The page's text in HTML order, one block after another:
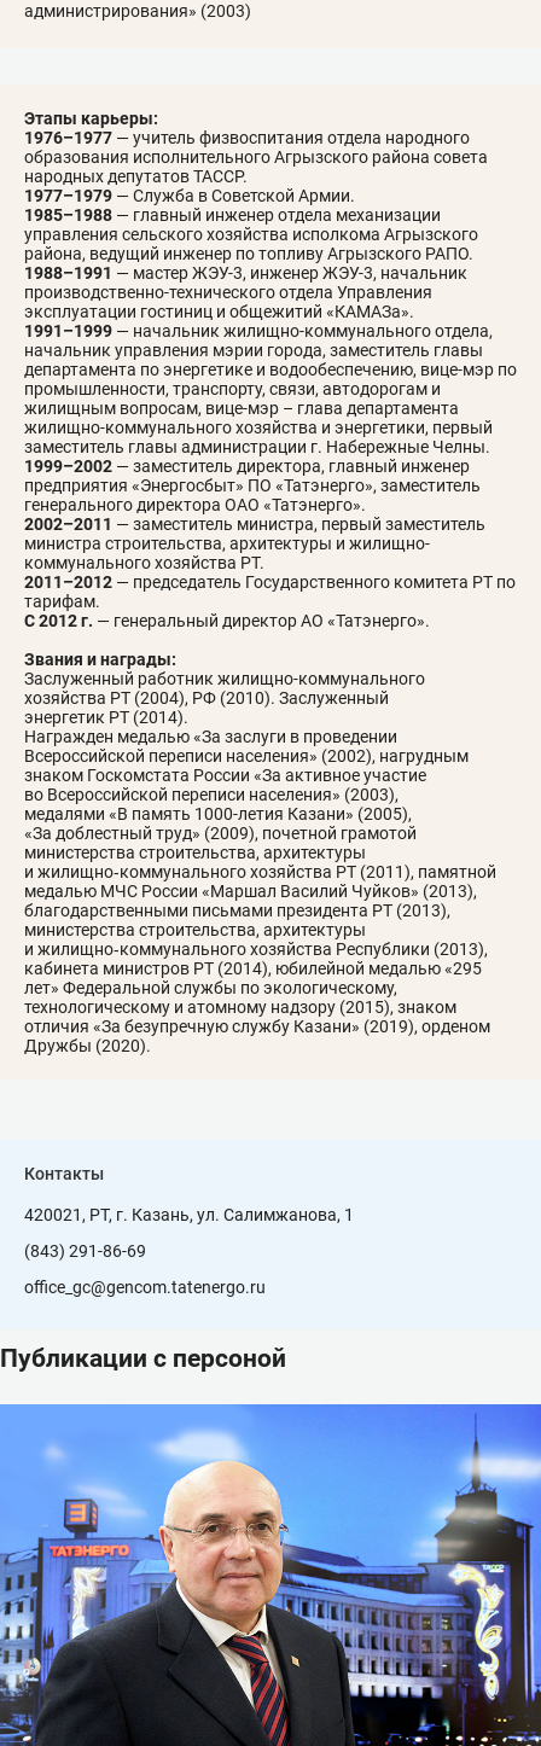
администрирования» (2003)
Этапы карьеры:
1976–1977 — учитель физвоспитания отдела народного
образования исполнительного Агрызского района совета
народных депутатов ТАССР.
1977–1979 — Служба в Советской Армии.
1985–1988 — главный инженер отдела механизации
управления сельского хозяйства исполкома Агрызского
района, ведущий инженер по топливу Агрызского РАПО.
1988–1991 — мастер ЖЭУ-3, инженер ЖЭУ-3, начальник
производственно-технического отдела Управления
эксплуатации гостиниц и общежитий «КАМАЗа».
1991–1999 — начальник жилищно-коммунального отдела,
начальник управления мэрии города, заместитель главы
департамента по энергетике и водообеспечению, вице-мэр по
промышленности, транспорту, связи, автодорогам и
жилищным вопросам, вице-мэр – глава департамента
жилищно-коммунального хозяйства и энергетики, первый
заместитель главы администрации г. Набережные Челны.
1999–2002 — заместитель директора, главный инженер
предприятия «Энергосбыт» ПО «Татэнерго», заместитель
генерального директора ОАО «Татэнерго».
2002–2011 — заместитель министра, первый заместитель
министра строительства, архитектуры и жилищно-
коммунального хозяйства РТ.
2011–2012 — председатель Государственного комитета РТ по
тарифам.
С 2012 г. — генеральный директор АО «Татэнерго».
Звания и награды:
Заслуженный работник жилищно-коммунального
хозяйства РТ (2004), РФ (2010). Заслуженный
энергетик РТ (2014).
Награжден медалью «За заслуги в проведении
Всероссийской переписи населения» (2002), нагрудным
знаком Госкомстата России «За активное участие
во Всероссийской переписи населения» (2003),
медалями «В память 1000-летия Казани» (2005),
«За доблестный труд» (2009), почетной грамотой
министерства строительства, архитектуры
и жилищно‑коммунального хозяйства РТ (2011), памятной
медалью МЧС России «Маршал Василий Чуйков» (2013),
благодарственными письмами президента РТ (2013),
министерства строительства, архитектуры
и жилищно‑коммунального хозяйства Республики (2013),
кабинета министров РТ (2014), юбилейной медалью «295
лет» Федеральной службы по экологическому,
технологическому и атомному надзору (2015), знаком
отличия «За безупречную службу Казани» (2019), орденом
Дружбы (2020).
Контакты
420021, РТ, г. Казань, ул. Салимжанова, 1
(843) 291-86-69
office_gc@gencom.tatenergo.ru
Публикации с персоной